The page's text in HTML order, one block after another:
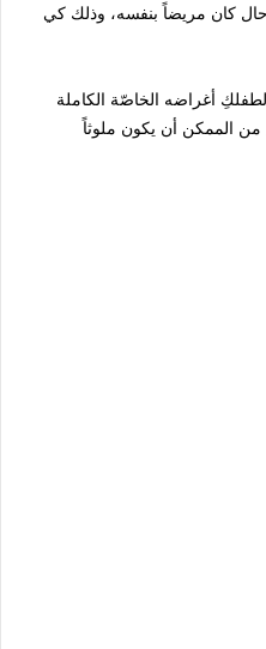
كان مريضاً بنفسه، وذلك كي
أغراضه الخاصّة الكاملة
الممكن أن يكون ملوثاً